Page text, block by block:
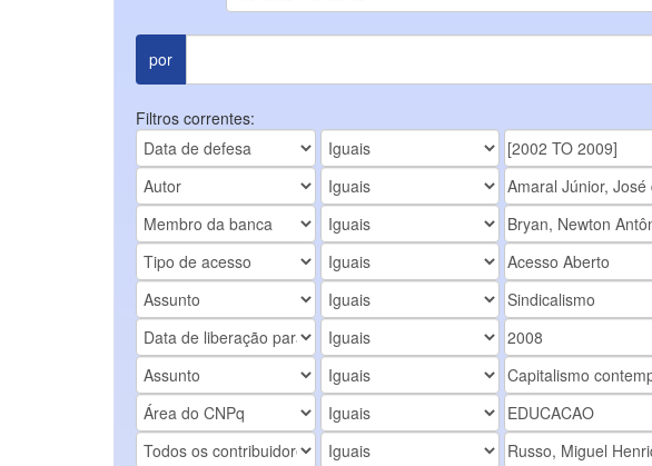
por
Filtros correntes: